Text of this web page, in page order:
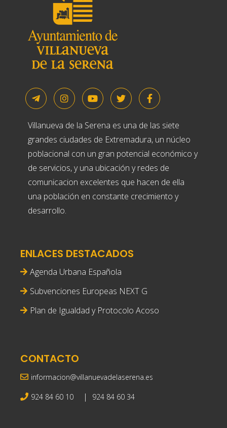
Villanueva de la Serena es una de las siete
grandes ciudades de Extremadura, un núcleo
poblacional con un gran potencial económico y
de servicios, y una ubicación y redes de
comunicacion excelentes que hacen de ella
una población en constante crecimiento y
desarrollo.
ENLACES DESTACADOS
Agenda Urbana Española
Subvenciones Europeas NEXT G
Plan de Igualdad y Protocolo Acoso
CONTACTO
informacion@villanuevadelaserena.es
924 84 60 10 | 924 84 60 34